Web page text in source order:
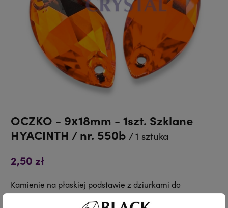
OCZKO - 9x18mm - 1szt. Szklane
HYACINTH / nr. 550b / 1 sztuka
2,50 zł
Kamienie na płaskiej podstawie z dziurkami do
przyszycia.